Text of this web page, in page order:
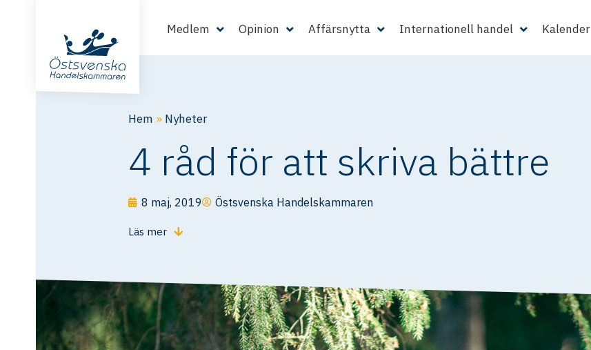
Medlem Opinion Affärsnytta Internationell handel Kalender
Hem » Nyheter
4 råd för att skriva bättre
8 maj, 2019 Östsvenska Handelskammaren
Läs mer